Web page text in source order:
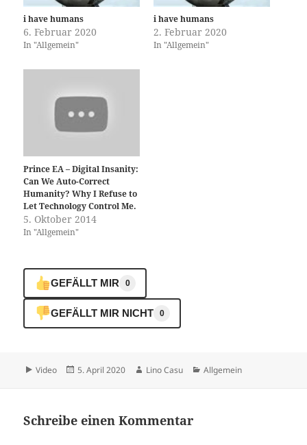
i have humans
6. Februar 2020
In "Allgemein"
i have humans
2. Februar 2020
In "Allgemein"
Prince EA – Digital Insanity:
Can We Auto-Correct
Humanity? Why I Refuse to
Let Technology Control Me.
5. Oktober 2014
In "Allgemein"
GEFÄLLT MIR 0
GEFÄLLT MIR NICHT 0
Format
Video
Veröffentlicht
5. April 2020 Autor
Lino Casu Kategorien
Allgemein
Schreibe einen Kommentar